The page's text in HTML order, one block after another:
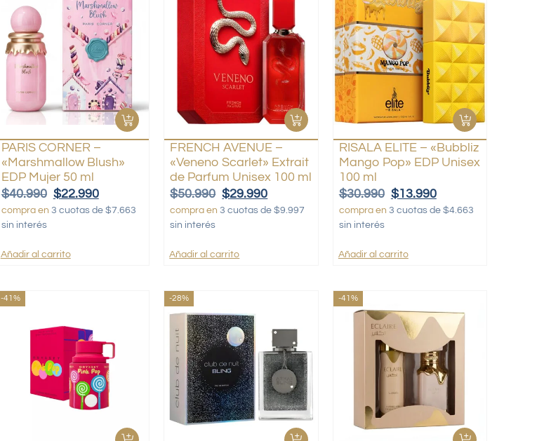
PARIS CORNER –
«Marshmallow Blush»
EDP Mujer 50 ml
$40.990 $22.990
compra en 3 cuotas de $7.663
sin interés
Añadir al carrito
FRENCH AVENUE –
«Veneno Scarlet» Extrait
de Parfum Unisex 100 ml
$50.990 $29.990
compra en 3 cuotas de $9.997
sin interés
Añadir al carrito
RISALA ELITE – «Bubbliz
Mango Pop» EDP Unisex
100 ml
$30.990 $13.990
compra en 3 cuotas de $4.663
sin interés
Añadir al carrito
-41% -28% -41%